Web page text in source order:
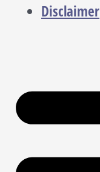
Disclaimer